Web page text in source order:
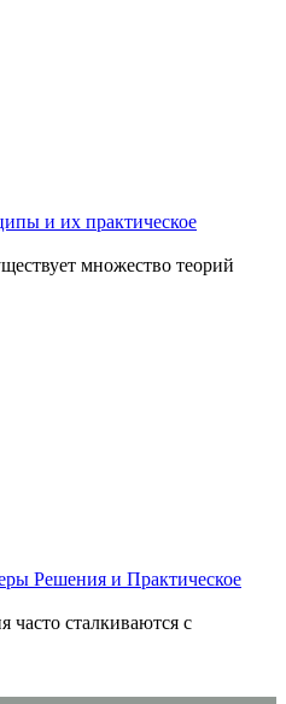
и их практическое
множество теорий
Решения и Практическое
сталкиваются с